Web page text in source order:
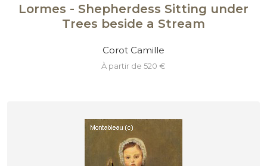
Lormes - Shepherdess Sitting under
Trees beside a Stream
Corot Camille
à partir de 520 €